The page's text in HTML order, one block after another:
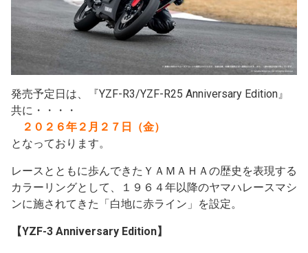
発売予定日は、『YZF-R3/YZF-R25 Anniversary Edition』
共に・・・・
２０２６年２月２７日（金）
となっております。
レースとともに歩んできたＹＡＭＡＨＡの歴史を表現する
カラーリングとして、１９６４年以降のヤマハレースマシ
ンに施されてきた「白地に赤ライン」を設定。
【YZF-3 Anniversary Edition】